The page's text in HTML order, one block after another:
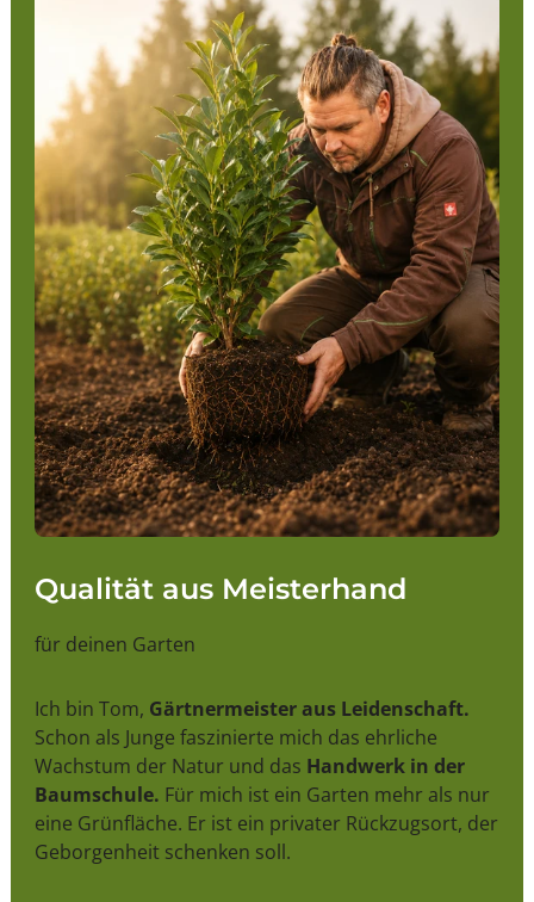
Qualität aus Meisterhand
für deinen Garten
Ich bin Tom, Gärtnermeister aus Leidenschaft.
Schon als Junge faszinierte mich das ehrliche
Wachstum der Natur und das Handwerk in der
Baumschule. Für mich ist ein Garten mehr als nur
eine Grünfläche. Er ist ein privater Rückzugsort, der
Geborgenheit schenken soll.